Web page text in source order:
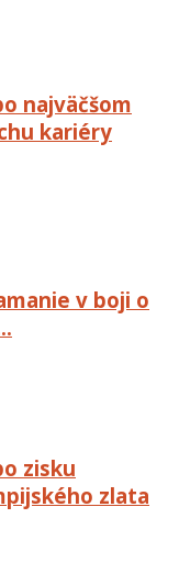
najväčšom
kariéry
v boji o
zisku
zlata